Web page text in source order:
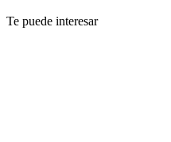
Te puede interesar